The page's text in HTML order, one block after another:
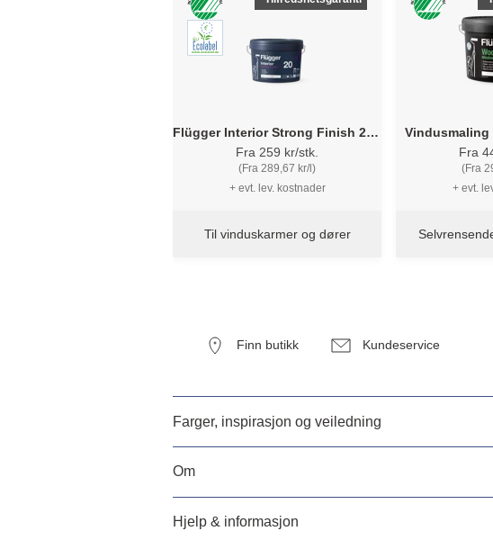
Flügger Interior Strong Finish 20 -
PU tremaling
Fra 259 kr/stk.
(Fra 289,67 kr/l)
+ evt. lev. kostnader
Til vinduskarmer og dører
Vindusmaling
Tex
Fra
(Fra
+ evt.
Finn butikk Kundeservice
Farger, inspirasjon og veiledning
Om
Hjelp & informasjon